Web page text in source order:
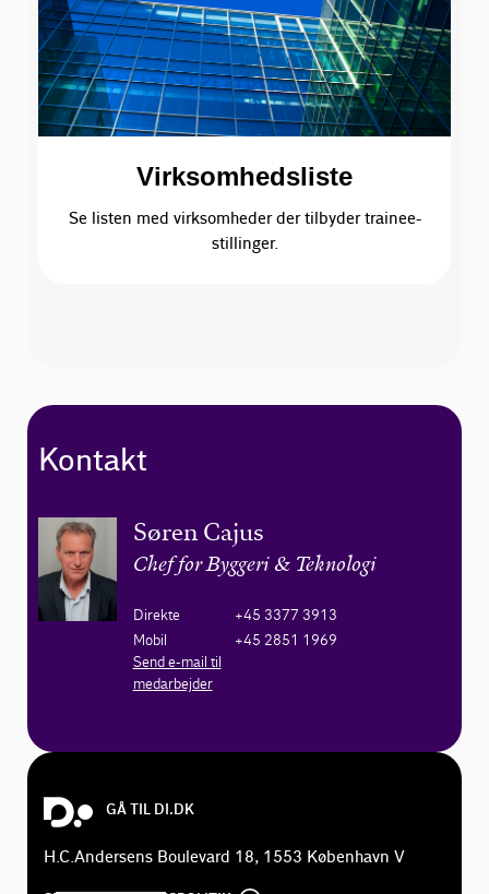
Virksomhedsliste
Se listen med virksomheder der tilbyder trainee-
stillinger.
Kontakt
Søren Cajus
Chef for Byggeri & Teknologi
Direkte
+45 3377 3913
Mobil
+45 2851 1969
Send e-mail til
medarbejder
GÅ TIL DI.DK
H.C.Andersens Boulevard 18, 1553 København V